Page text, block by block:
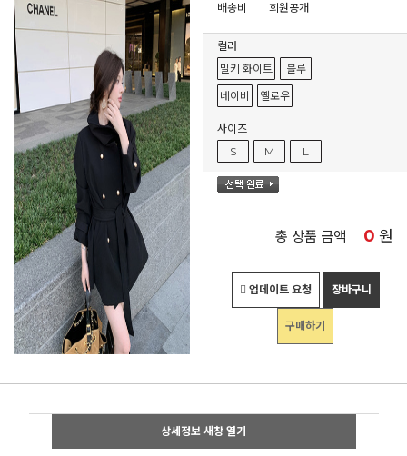
배송비
회원공개
컬러
밀키 화이트
블루
네이비
옐로우
사이즈
S
M L
총 상품 금액 0 원
업데이트 요청 장바구니
구매하기
상세정보 새창 열기